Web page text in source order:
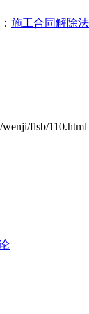
施工合同解除
flsb/110.html